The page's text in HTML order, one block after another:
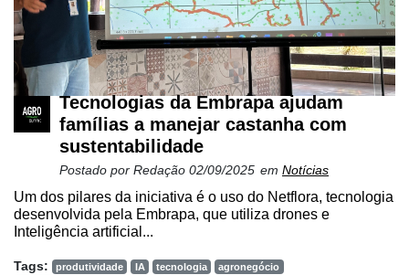
Tecnologias da Embrapa ajudam
famílias a manejar castanha com
sustentabilidade
Postado por Redação 02/09/2025 em Notícias
Um dos pilares da iniciativa é o uso do Netflora, tecnologia
desenvolvida pela Embrapa, que utiliza drones e
Inteligência artificial...
Tags: produtividade IA tecnologia
agronegócio